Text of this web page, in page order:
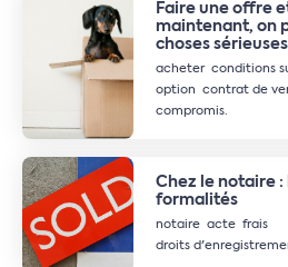
Faire une offre
maintenant, on
choses sérieuses
acheter conditions
option
contrat de
compromis.
Chez le notaire :
formalités
notaire acte frais
droits